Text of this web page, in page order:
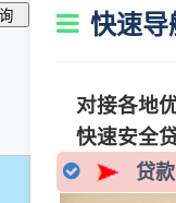
快速导
对接各地
快速安全
贷